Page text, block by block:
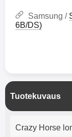
Samsung /
6B/DS)
Tuotekuvaus
Crazy Horse